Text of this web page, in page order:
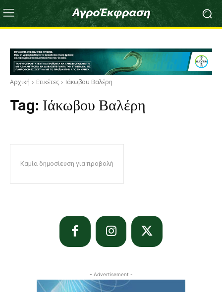
Αρχική Ετικέτες Ιάκωβου Βαλέρη
Tag: Ιάκωβου Βαλέρη
Καμία δημοσίευση για προβολή
- Advertisement -